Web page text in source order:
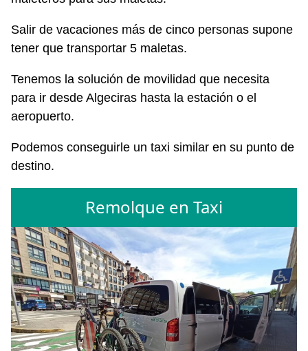
Salir de vacaciones más de cinco personas supone
tener que transportar 5 maletas.
Tenemos la solución de movilidad que necesita
para ir desde Algeciras hasta la estación o el
aeropuerto.
Podemos conseguirle un taxi similar en su punto de
destino.
Remolque en Taxi